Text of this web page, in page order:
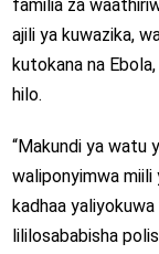
familia za
ajili ya kuwazika,
kutokana na
hilo.
“Makundi ya watu
waliponyimwa miili
kadhaa
lililosababisha